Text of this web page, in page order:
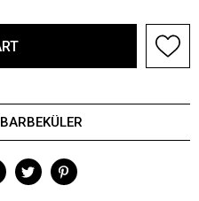
BARBEKÜLER